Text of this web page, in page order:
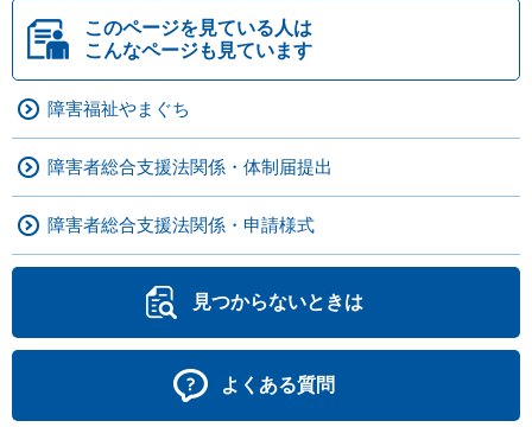
このページを見ている人は
こんなページも見ています
障害福祉やまぐち
障害者総合支援法関係・体制届提出
障害者総合支援法関係・申請様式
見つからないときは
よくある質問